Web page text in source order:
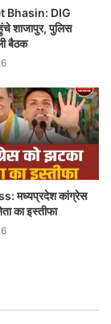
Bhasin: DIG
शाजापुर, पुलिस
बैठक
मध्यप्रदेश कांग्रेस
का इस्तीफा